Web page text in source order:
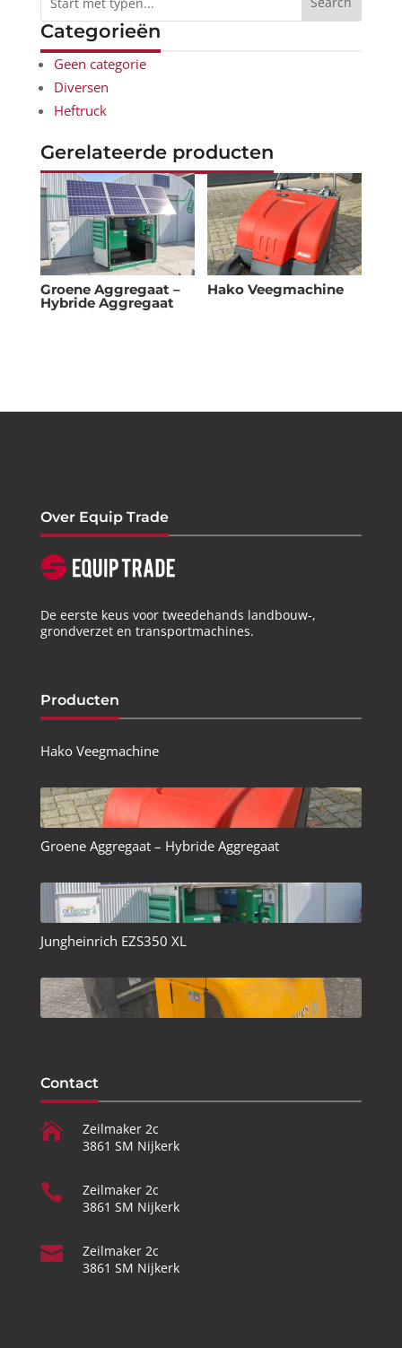
Categorieën
Geen categorie
Diversen
Heftruck
Gerelateerde producten
Groene Aggregaat –
Hybride Aggregaat
Hako Veegmachine
Over Equip Trade
De eerste keus voor tweedehands landbouw-,
grondverzet en transportmachines.
Producten
Hako Veegmachine
Groene Aggregaat – Hybride Aggregaat
Jungheinrich EZS350 XL
Contact

Zeilmaker 2c
3861 SM Nijkerk

Zeilmaker 2c
3861 SM Nijkerk

Zeilmaker 2c
3861 SM Nijkerk